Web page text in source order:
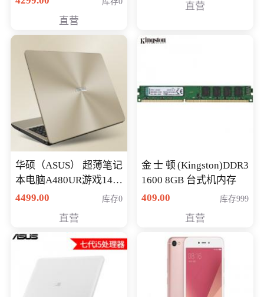
直营
直营
华硕（ASUS） 超薄笔记
本电脑A480UR游戏14英
寸学生上网轻薄便携手
4499.00 库存0
直营
金士顿(Kingston)DDR3
1600 8GB 台式机内存
409.00
库存999
直营